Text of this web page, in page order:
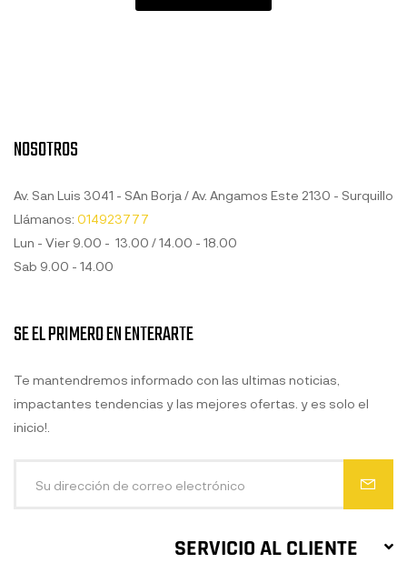
NOSOTROS
Av. San Luis 3041 - SAn Borja / Av. Angamos Este 2130 - Surquillo
Llámanos: 014923777
Lun - Vier 9.00 - 13.00 / 14.00 - 18.00
Sab 9.00 - 14.00
SERVICIO AL CLIENTE
SE EL PRIMERO EN ENTERARTE
Te mantendremos informado con las ultimas noticias,
impactantes tendencias y las mejores ofertas. y es solo el
inicio!.